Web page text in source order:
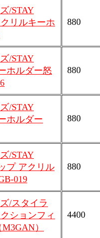
/STAY
リルキーホ
880
/STAY
ホルダー怒
880
/STAY
ホルダー
880
/STAY
プ アクリル
019
880
/スタイラ
ションフィ
）
4400